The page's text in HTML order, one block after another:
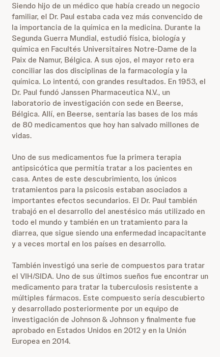
Siendo hijo de un médico que había creado un negocio
familiar, el Dr. Paul estaba cada vez más convencido de
la importancia de la química en la medicina. Durante la
Segunda Guerra Mundial, estudió física, biología y
química en Facultés Universitaires Notre-Dame de la
Paix de Namur, Bélgica. A sus ojos, el mayor reto era
conciliar las dos disciplinas de la farmacología y la
química. Lo intentó, con grandes resultados. En 1953, el
Dr. Paul fundó Janssen Pharmaceutica N.V., un
laboratorio de investigación con sede en Beerse,
Bélgica. Allí, en Beerse, sentaría las bases de los más
de 80 medicamentos que hoy han salvado millones de
vidas.
Uno de sus medicamentos fue la primera terapia
antipsicótica que permitía tratar a los pacientes en
casa. Antes de este descubrimiento, los únicos
tratamientos para la psicosis estaban asociados a
importantes efectos secundarios. El Dr. Paul también
trabajó en el desarrollo del anestésico más utilizado en
todo el mundo y también en un tratamiento para la
diarrea, que sigue siendo una enfermedad incapacitante
y a veces mortal en los países en desarrollo.
También investigó una serie de compuestos para tratar
el VIH/SIDA. Uno de sus últimos sueños fue encontrar un
medicamento para tratar la tuberculosis resistente a
múltiples fármacos. Este compuesto sería descubierto
y desarrollado posteriormente por un equipo de
investigación de Johnson & Johnson y finalmente fue
aprobado en Estados Unidos en 2012 y en la Unión
Europea en 2014.